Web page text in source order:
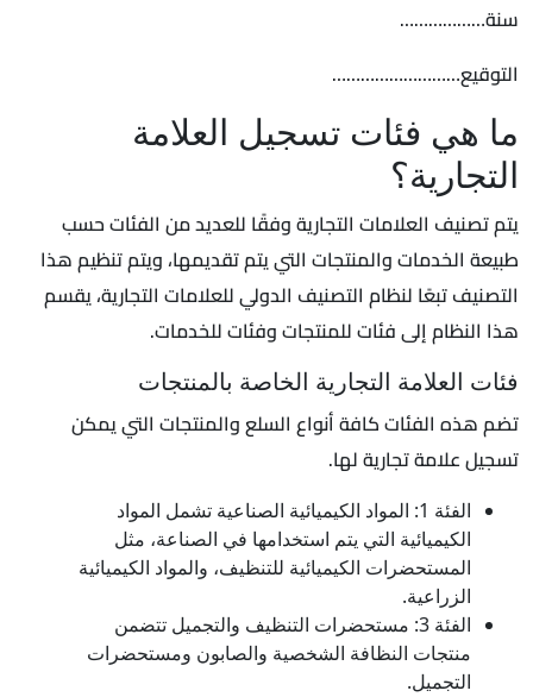
سنة………………
التوقيع………………………
ما هي فئات تسجيل العلامة
التجارية؟
يتم تصنيف العلامات التجارية وفقًا للعديد من الفئات حسب
طبيعة الخدمات والمنتجات التي يتم تقديمها، ويتم تنظيم هذا
التصنيف تبعًا لنظام التصنيف الدولي للعلامات التجارية، يقسم
هذا النظام إلى فئات للمنتجات وفئات للخدمات.
فئات العلامة التجارية الخاصة بالمنتجات
تضم هذه الفئات كافة أنواع السلع والمنتجات التي يمكن
تسجيل علامة تجارية لها.
الفئة 1: المواد الكيميائية الصناعية تشمل المواد
الكيميائية التي يتم استخدامها في الصناعة، مثل
المستحضرات الكيميائية للتنظيف، والمواد الكيميائية
الزراعية.
الفئة 3: مستحضرات التنظيف والتجميل تتضمن
منتجات النظافة الشخصية والصابون ومستحضرات
التجميل.